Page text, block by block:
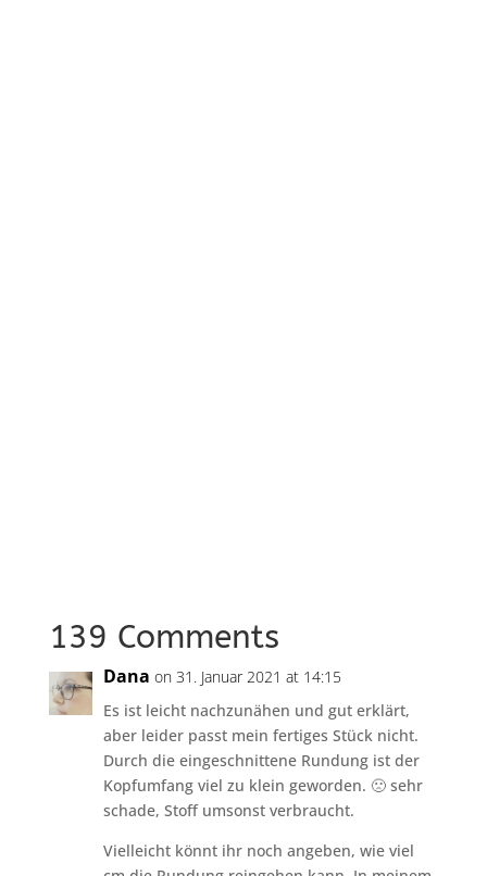
139 Comments
Dana on 31. Januar 2021 at 14:15
Es ist leicht nachzunähen und gut erklärt,
aber leider passt mein fertiges Stück nicht.
Durch die eingeschnittene Rundung ist der
Kopfumfang viel zu klein geworden. 🙁 sehr
schade, Stoff umsonst verbraucht.
Vielleicht könnt ihr noch angeben, wie viel